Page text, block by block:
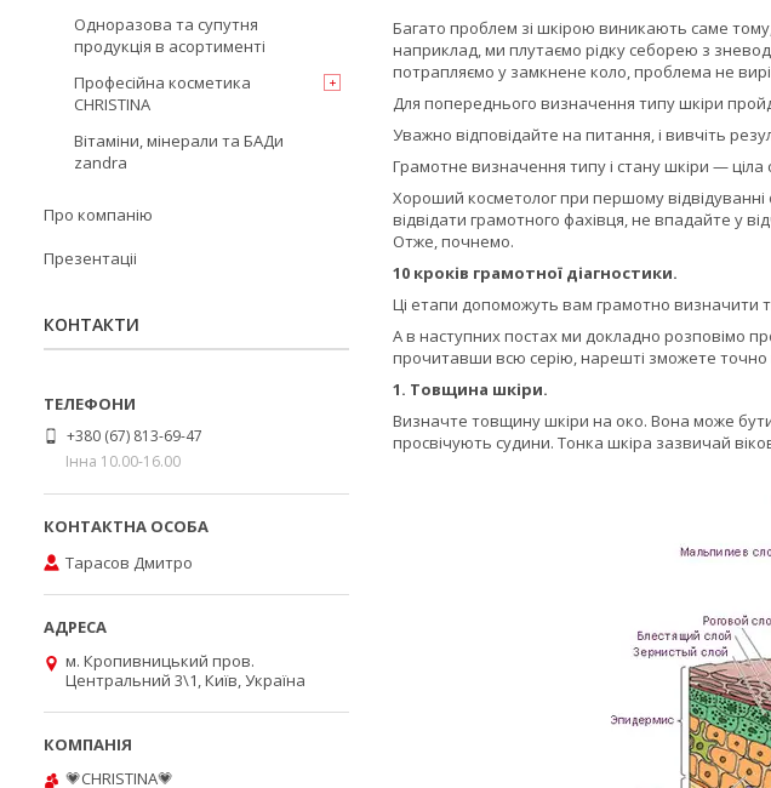
Багато проблем зі шкірою виникають саме
наприклад, ми плутаємо рідку себорею з
потрапляємо у замкнене коло, проблема не
Для попереднього визначення типу шкіри
Уважно відповідайте на питання, і вивчіть
Грамотне визначення типу і стану шкіри — ціла
Хороший косметолог при першому відвідуванні
відвідати грамотного фахівця, не впадайте у
Отже, почнемо.
10 кроків грамотної діагностики.
Ці етапи допоможуть вам грамотно визначити
А в наступних постах ми докладно розповімо
прочитавши всю серію, нарешті зможете точно
1. Товщина шкіри.
Визначте товщину шкіри на око. Вона може
просвічують судини. Тонка шкіра зазвичай
Одноразова та супутня
продукція в асортименті
Професійна косметика
CHRISTINA
Вітаміни, мінерали та БАДи
zandra
Про компанію
Презентаціі
КОНТАКТИ
+380 (67) 813-69-47
Інна 10.00-16.00
Тарасов Дмитро
м. Кропивницький пров.
Центральний 3\1, Київ, Україна
💗CHRISTINA💗